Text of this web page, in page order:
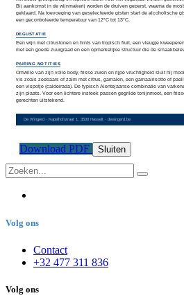
Download PDF Sluiten
Volg ons
Contact
+32 477 311 836
Volg ons